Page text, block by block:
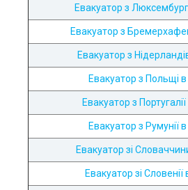
Евакуатор з
Евакуатор з
Евакуатор з
Евакуатор з Польщі в
Евакуатор з
Евакуатор з Румунії
Евакуатор зі
Евакуатор зі Словенії